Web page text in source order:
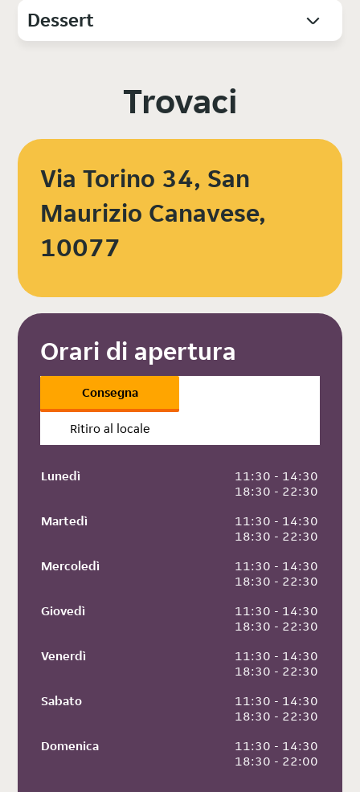
Dessert
Trovaci
Via Torino 34, San
Maurizio Canavese,
10077
Orari di apertura
Consegna
Ritiro al locale
Lunedì
11:30 - 14:30
18:30 - 22:30
Martedì
11:30 - 14:30
18:30 - 22:30
Mercoledì
11:30 - 14:30
18:30 - 22:30
Giovedì
11:30 - 14:30
18:30 - 22:30
Venerdì
11:30 - 14:30
18:30 - 22:30
Sabato
11:30 - 14:30
18:30 - 22:30
Domenica
11:30 - 14:30
18:30 - 22:00